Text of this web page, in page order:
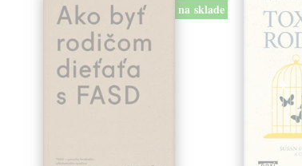
na sklade